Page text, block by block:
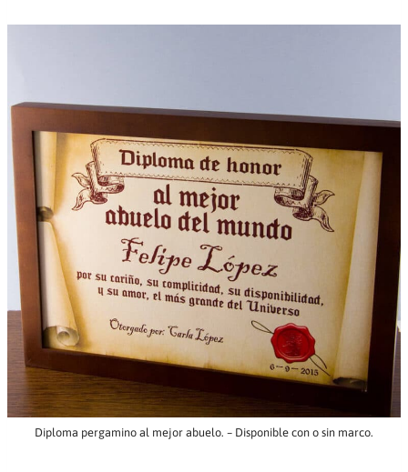
Diploma pergamino al mejor abuelo. – Disponible con o sin marco.